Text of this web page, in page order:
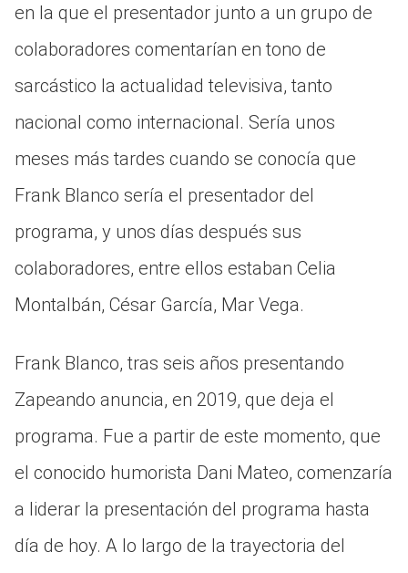
en la que el presentador junto a un grupo de
colaboradores comentarían en tono de
sarcástico la actualidad televisiva, tanto
nacional como internacional. Sería unos
meses más tardes cuando se conocía que
Frank Blanco sería el presentador del
programa, y unos días después sus
colaboradores, entre ellos estaban Celia
Montalbán, César García, Mar Vega.
Frank Blanco, tras seis años presentando
Zapeando anuncia, en 2019, que deja el
programa. Fue a partir de este momento, que
el conocido humorista Dani Mateo, comenzaría
a liderar la presentación del programa hasta
día de hoy. A lo largo de la trayectoria del